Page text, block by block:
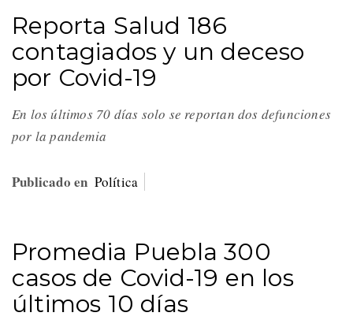
Reporta Salud 186
contagiados y un deceso
por Covid-19
En los últimos 70 días solo se reportan dos defunciones
por la pandemia
Publicado en Política
Promedia Puebla 300
casos de Covid-19 en los
últimos 10 días